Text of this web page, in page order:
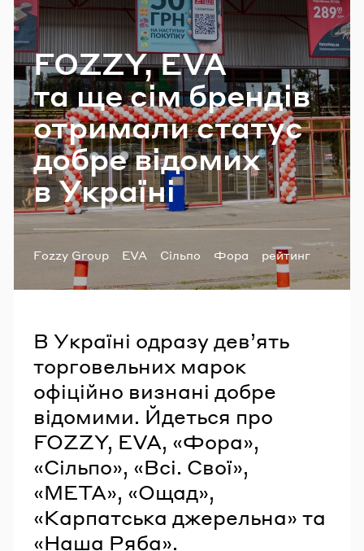
FOZZY, EVA
та ще сім брен­дів
отри­ма­ли ста­тус
добре ві­до­мих
в Укра­ї­ні
Теги:
Fozzy Group EVA Сільпо Фора
рейтинг
рейтинг ритейлерів
В Україні одразу дев’ять
торговельних марок
офіційно визнані добре
відомими. Йдеться про
FOZZY, EVA, «Фора»,
«Сільпо», «Всі. Свої»,
«МЕТА», «Ощад»,
«Карпатська джерельна» та
«Наша Ряба».
Email
Пароль
Забули пароль?
УВІЙТИ